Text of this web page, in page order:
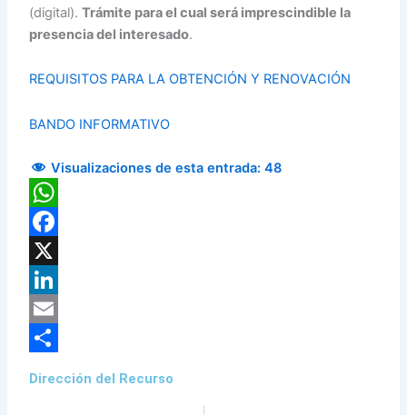
(digital).Trámite para el cual será imprescindible la
presencia del interesado.
REQUISITOS PARA LA OBTENCIÓN Y RENOVACIÓN
BANDO INFORMATIVO
Visualizaciones de esta entrada: 48
WhatsApp
Facebook
X
LinkedIn
Email
Dirección del Recurso